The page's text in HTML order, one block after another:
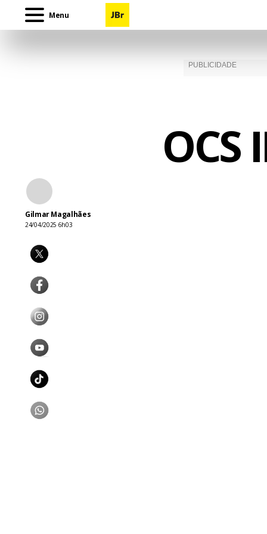
Menu
OCS
Gilmar Magalhães
24/04/2025 6h03